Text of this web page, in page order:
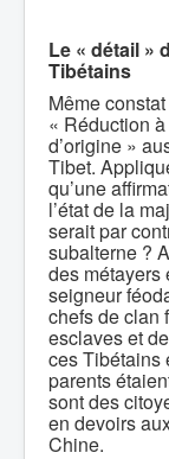
Le « détail »
Tibétains
Même
« Réduction
d’origine »
Tibet.
qu’une
l’état de la
serait par
subalterne ?
des métayers
seigneur
chefs de clan
esclaves et
ces Tibétains
parents
sont des
en devoirs
Chine.